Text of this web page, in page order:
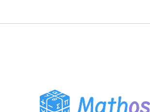
PDF Läxhjälp